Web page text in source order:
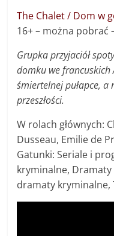
The Chalet / Dom w
16+ – można pobrać
Grupka przyjaciół
domku we francuskich
śmiertelnej pułapce, a
przeszłości.
W rolach głównych:
Dusseau, Emilie de
Gatunki: Seriale i
kryminalne,
dramaty